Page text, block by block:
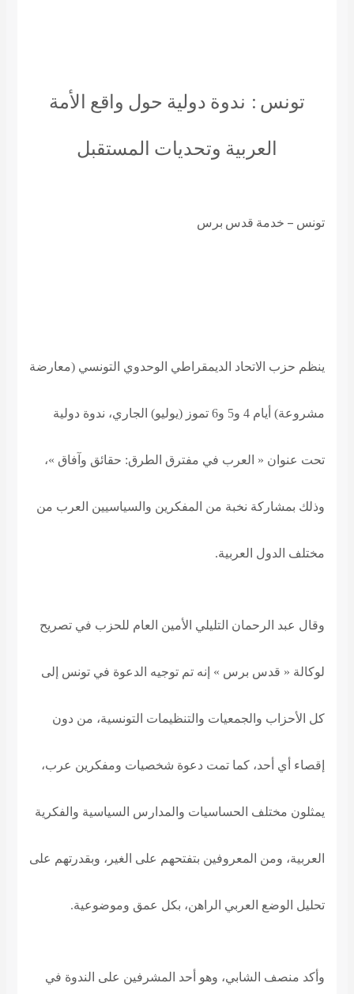
تونس : ندوة دولية حول واقع الأمة
العربية وتحديات المستقبل
تونس – خدمة قدس برس
ينظم حزب الاتحاد الديمقراطي الوحدوي التونسي (معارضة
مشروعة) أيام 4 و5 و6 تموز (يوليو) الجاري، ندوة دولية
تحت عنوان « العرب في مفترق الطرق: حقائق وآفاق »،
وذلك بمشاركة نخبة من المفكرين والسياسيين العرب من
مختلف الدول العربية.
وقال عبد الرحمان التليلي الأمين العام للحزب في تصريح
لوكالة « قدس برس » إنه تم توجيه الدعوة في تونس إلى
كل الأحزاب والجمعيات والتنظيمات التونسية، من دون
إقصاء أي أحد، كما تمت دعوة شخصيات ومفكرين عرب،
يمثلون مختلف الحساسيات والمدارس السياسية والفكرية
العربية، ومن المعروفين بتفتحهم على الغير، وبقدرتهم على
تحليل الوضع العربي الراهن، بكل عمق وموضوعية.
وأكد منصف الشابي، وهو أحد المشرفين على الندوة في